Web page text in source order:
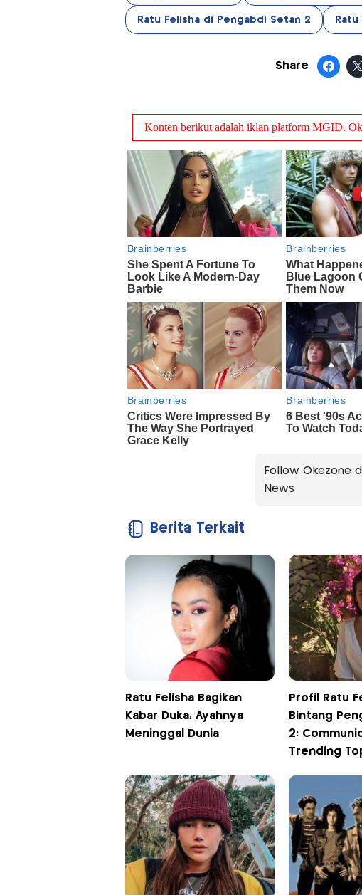
Ratu Felisha di Pengabdi Setan 2 Ratu
Share
Follow Okezone
News
Berita Terkait
Ratu Felisha Bagikan
Kabar Duka, Ayahnya
Meninggal Dunia
Profil Ratu
Bintang
2:
Trending